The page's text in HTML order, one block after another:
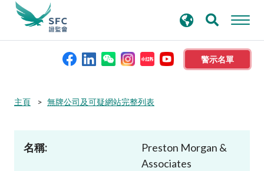
警示名單
本會簡介
尋
主頁 無牌公司及可疑網站完整列表
名稱:
Preston Morgan &
Associates